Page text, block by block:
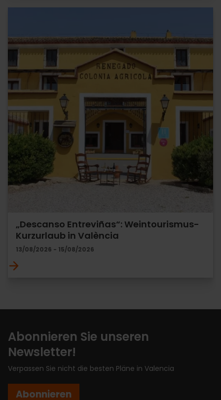
„Descanso Entreviñas“: Weintourismus-
Kurzurlaub in València
13/08/2026 - 15/08/2026
Abonnieren Sie unseren
Newsletter!
Verpassen Sie nicht die besten Pläne in Valencia
Abonnieren